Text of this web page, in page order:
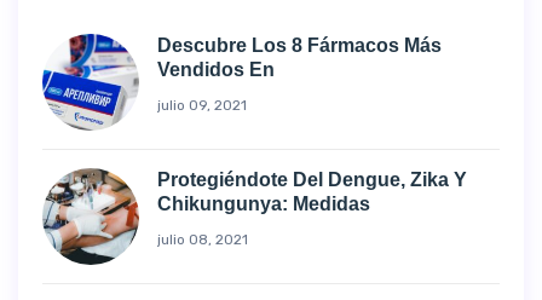
Descubre Los 8 Fármacos Más
Vendidos En
julio 09, 2021
Protegiéndote Del Dengue, Zika Y
Chikungunya: Medidas
julio 08, 2021